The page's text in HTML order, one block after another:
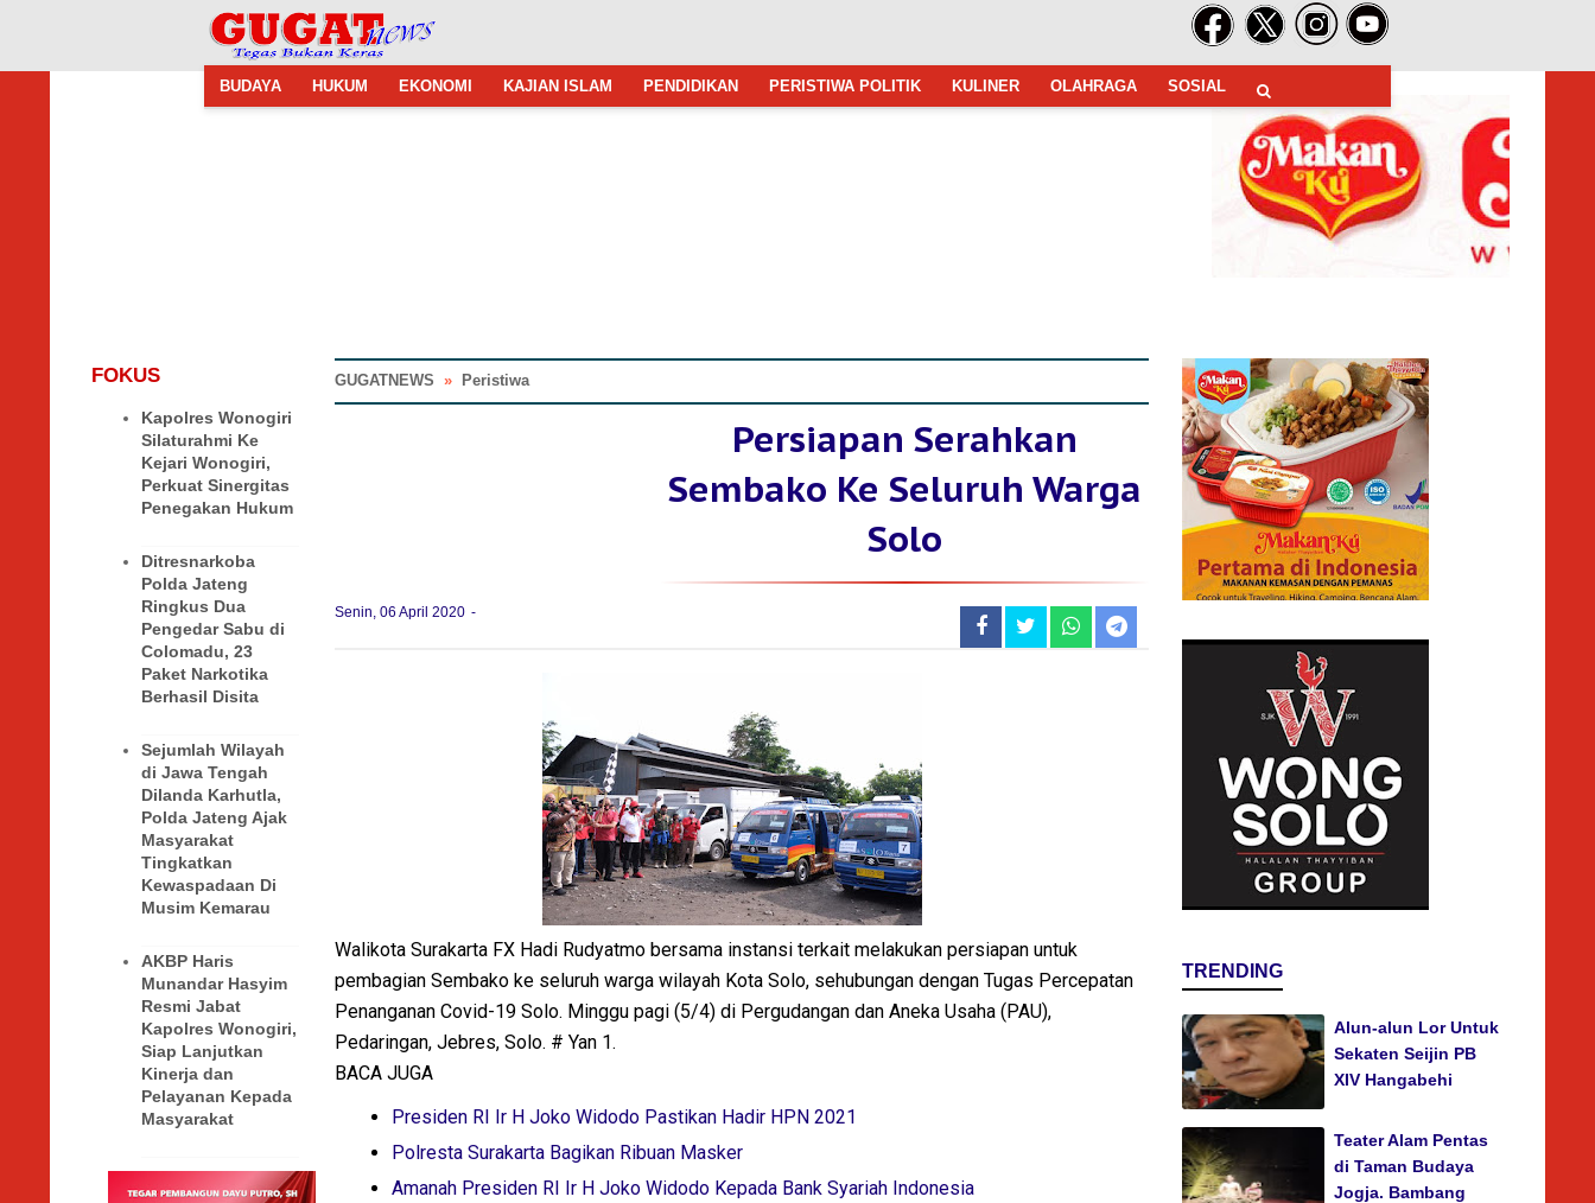
BUDAYA HUKUM EKONOMI KAJIAN ISLAM PENDIDIKAN PERISTIWA POLITIK KULINER OLAHRAGA SOSIAL
FOKUS
Kapolres Wonogiri
Silaturahmi Ke
Kejari Wonogiri,
Perkuat Sinergitas
Penegakan Hukum
Ditresnarkoba
Polda Jateng
Ringkus Dua
Pengedar Sabu di
Colomadu, 23
Paket Narkotika
Berhasil Disita
Sejumlah Wilayah
di Jawa Tengah
Dilanda Karhutla,
Polda Jateng Ajak
Masyarakat
Tingkatkan
Kewaspadaan Di
Musim Kemarau
AKBP Haris
Munandar Hasyim
Resmi Jabat
Kapolres Wonogiri,
Siap Lanjutkan
Kinerja dan
Pelayanan Kepada
Masyarakat
GUGATNEWS » Peristiwa
Persiapan Serahkan
Sembako Ke Seluruh Warga
Solo
Senin, 06 April 2020
Walikota Surakarta FX Hadi Rudyatmo bersama instansi terkait melakukan persiapan untuk
pembagian Sembako ke seluruh warga wilayah Kota Solo, sehubungan dengan Tugas Percepatan
Penanganan Covid-19 Solo. Minggu pagi (5/4) di Pergudangan dan Aneka Usaha (PAU),
Pedaringan, Jebres, Solo. # Yan 1.
BACA JUGA
Presiden RI Ir H Joko Widodo Pastikan Hadir HPN 2021
Polresta Surakarta Bagikan Ribuan Masker
Amanah Presiden RI Ir H Joko Widodo Kepada Bank Syariah Indonesia
TRENDING
Alun-alun Lor Untuk
Sekaten Seijin PB
XIV Hangabehi
Teater Alam Pentas
di Taman Budaya
Jogja. Bambang